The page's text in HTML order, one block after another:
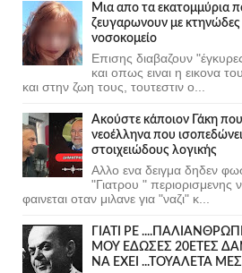
Μια απο τα εκατομμύρια
ζευγαρωνουν με κτηνώδες
νοσοκομείο
Επισης διαβαζουν
και οπως ειναι η εικονα
και στην ζωη τους, τουτεστιν ο...
Ακούστε κάποιον Γάκη που
νεοέλληνα που
στοιχειώδους λογικής
Αλλο ενα δειγμα δηδεν
"Γιατρου "
φαινεται οταν μιλανε για "ναζι" κ...
ΓΙΑΤΙ ΡΕ
ΜΟΥ ΕΔΩΣΕΣ 20ΕΤΕΣ
ΝΑ ΕΧΕΙ ...ΤΟΥΑΛΕΤΑ